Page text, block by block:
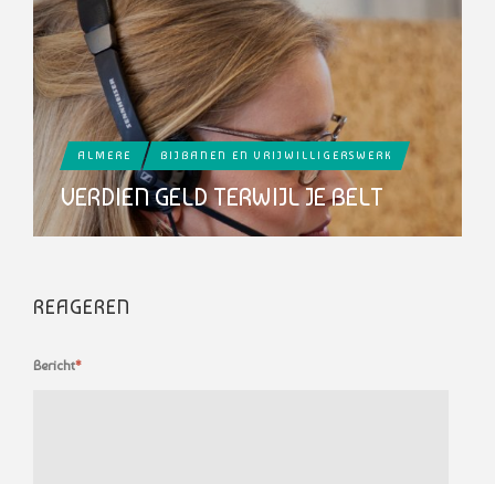
ALMERE BIJBANEN EN VRIJWILLIGERSWERK
VERDIEN GELD TERWIJL JE BELT
REAGEREN
Bericht*